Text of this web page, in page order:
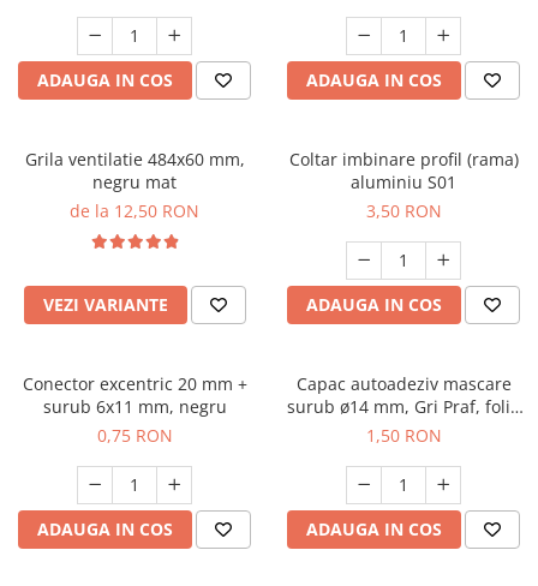
ADAUGA IN COS ADAUGA IN COS
Grila ventilatie 484x60 mm,
negru mat
de la 12,50 RON
VEZI VARIANTE
Coltar imbinare profil (rama)
aluminiu S01
3,50 RON
ADAUGA IN COS
Conector excentric 20 mm +
surub 6x11 mm, negru
0,75 RON
ADAUGA IN COS
Capac autoadeziv mascare
surub ø14 mm, Gri Praf, folie
25 buc
1,50 RON
ADAUGA IN COS